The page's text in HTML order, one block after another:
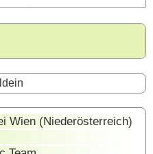
Wien (Niederösterreich)